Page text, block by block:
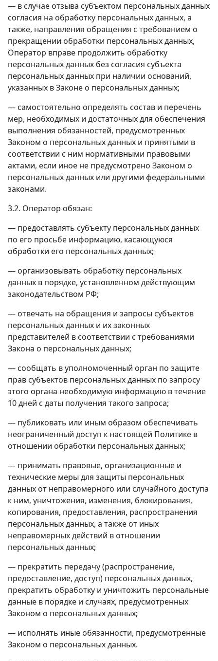
— в случае отзыва субъектом персональных данных
согласия на обработку персональных данных, а
также, направления обращения с требованием о
прекращении обработки персональных данных,
Оператор вправе продолжить обработку
персональных данных без согласия субъекта
персональных данных при наличии оснований,
указанных в Законе о персональных данных;
— самостоятельно определять состав и перечень
мер, необходимых и достаточных для обеспечения
выполнения обязанностей, предусмотренных
Законом о персональных данных и принятыми в
соответствии с ним нормативными правовыми
актами, если иное не предусмотрено Законом о
персональных данных или другими федеральными
законами.
3.2. Оператор обязан:
— предоставлять субъекту персональных данных
по его просьбе информацию, касающуюся
обработки его персональных данных;
— организовывать обработку персональных
данных в порядке, установленном действующим
законодательством РФ;
— отвечать на обращения и запросы субъектов
персональных данных и их законных
представителей в соответствии с требованиями
Закона о персональных данных;
— сообщать в уполномоченный орган по защите
прав субъектов персональных данных по запросу
этого органа необходимую информацию в течение
10 дней с даты получения такого запроса;
— публиковать или иным образом обеспечивать
неограниченный доступ к настоящей Политике в
отношении обработки персональных данных;
— принимать правовые, организационные и
технические меры для защиты персональных
данных от неправомерного или случайного доступа
к ним, уничтожения, изменения, блокирования,
копирования, предоставления, распространения
персональных данных, а также от иных
неправомерных действий в отношении
персональных данных;
— прекратить передачу (распространение,
предоставление, доступ) персональных данных,
прекратить обработку и уничтожить персональные
данные в порядке и случаях, предусмотренных
Законом о персональных данных;
— исполнять иные обязанности, предусмотренные
Законом о персональных данных.